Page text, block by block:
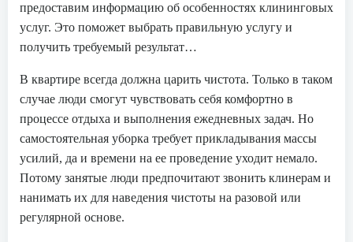
предоставим информацию об особенностях клининговых
услуг. Это поможет выбрать правильную услугу и
получить требуемый результат…
В квартире всегда должна царить чистота. Только в таком
случае люди смогут чувствовать себя комфортно в
процессе отдыха и выполнения ежедневных задач. Но
самостоятельная уборка требует прикладывания массы
усилий, да и времени на ее проведение уходит немало.
Потому занятые люди предпочитают звонить клинерам и
нанимать их для наведения чистоты на разовой или
регулярной основе.